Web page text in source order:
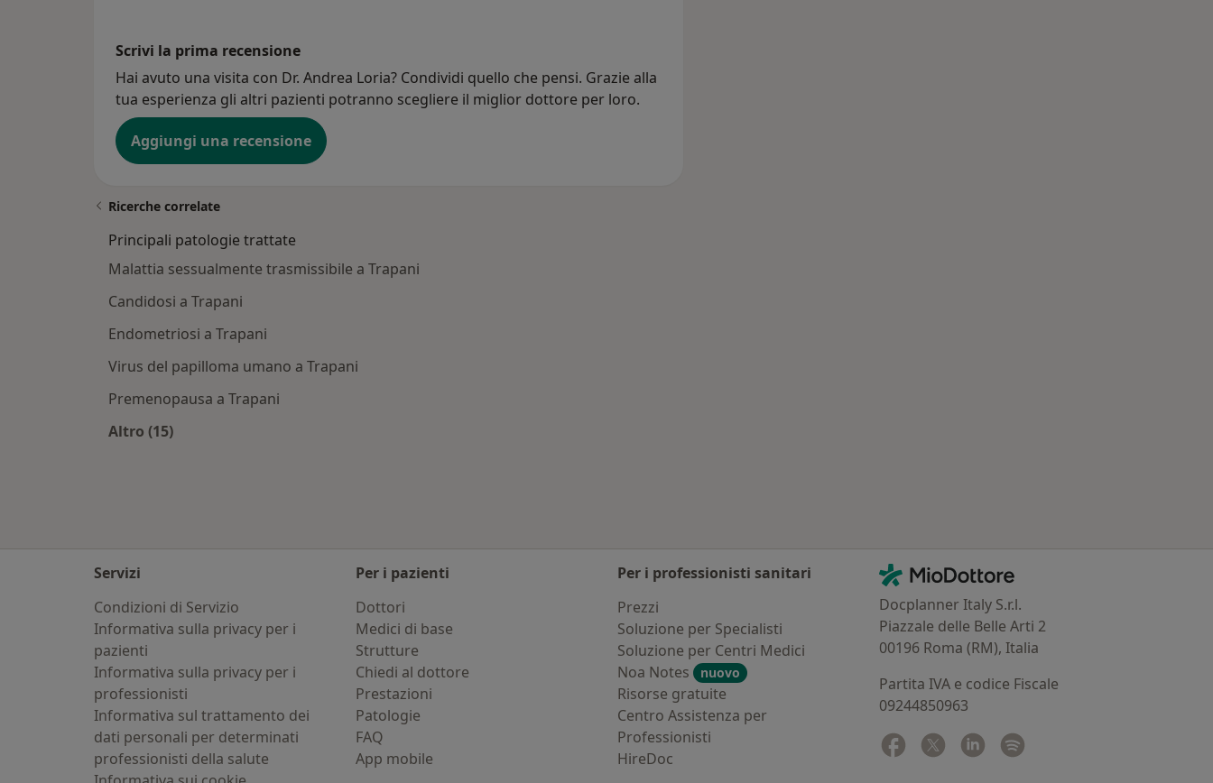
Scrivi la prima recensione
Hai avuto una visita con Dr. Andrea Loria? Condividi quello che pensi. Grazie alla
tua esperienza gli altri pazienti potranno scegliere il miglior dottore per loro.
Aggiungi una recensione
Ricerche correlate
Principali patologie trattate
Malattia sessualmente trasmissibile a Trapani
Candidosi a Trapani
Endometriosi a Trapani
Virus del papilloma umano a Trapani
Premenopausa a Trapani
Altro (15)
Servizi
Condizioni di Servizio
Informativa sulla privacy per i
pazienti
Informativa sulla privacy per i
professionisti
Informativa sul trattamento dei
dati personali per determinati
professionisti della salute
Per i pazienti
Dottori
Medici di base
Strutture
Chiedi al dottore
Prestazioni
Patologie
FAQ
App mobile
Per i professionisti sanitari
Prezzi
Soluzione per Specialisti
Soluzione per Centri Medici
Noa Notes
nuovo
Risorse gratuite
Centro Assistenza per
Professionisti
HireDoc
Contatti
MioDottore - Homepage
Docplanner Italy S.r.l.
Piazzale delle Belle Arti 2
00196 Roma (RM), Italia
Partita IVA e codice Fiscale
09244850963
Facebook
si apre in una nuova scheda
Twitter
si apre in una nuova scheda
Linkedin
si apre in una nuova scheda